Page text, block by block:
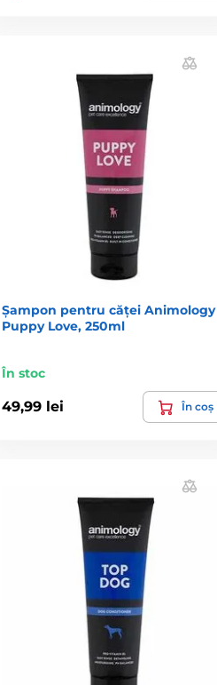
Șampon pentru căței Animology
Puppy Love, 250ml
În stoc
49,99 lei În coș